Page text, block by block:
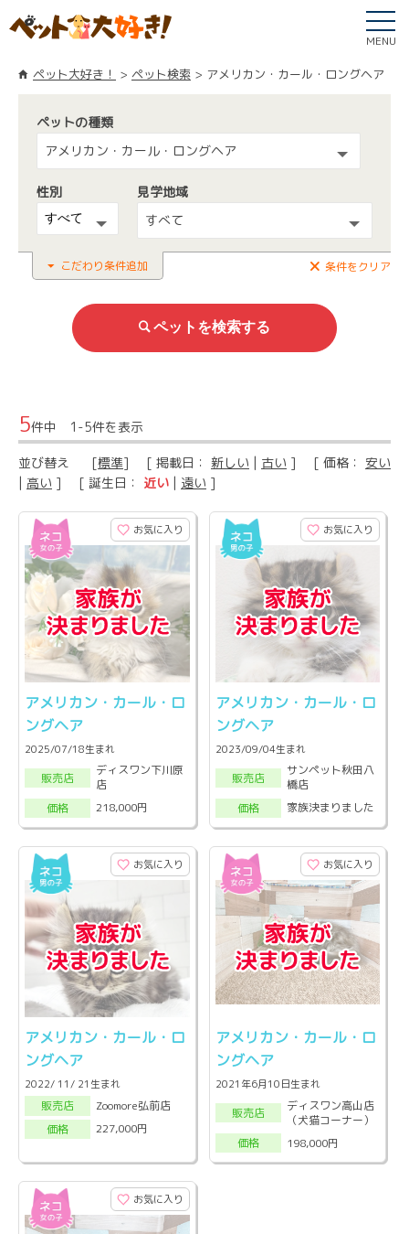
MENU
ペット大好き！ ペット検索 アメリカン・カール・ロングヘア
ペットの種類
アメリカン・カール・ロングヘア
性別
見学地域
すべて
こだわり条件追加 条件をクリア
5件中 1-5件を表示
並び替え [標準] [ 掲載日： 新しい | 古い ] [ 価格： 安い
| 高い ] [ 誕生日： 近い | 遠い ]
お気に入り
アメリカン・カール・ロ
ングヘア
2025/07/18生まれ
販売店
ディスワン下川原
店
価格
218,000円
お気に入り
アメリカン・カール・ロ
ングヘア
2023/09/04生まれ
販売店
サンペット秋田八
橋店
価格
家族決まりました
お気に入り
アメリカン・カール・ロ
ングヘア
2022/ 11/ 21生まれ
販売店
Zoomore弘前店
価格
227,000円
お気に入り
アメリカン・カール・ロ
ングヘア
2021年6月10日生まれ
販売店
ディスワン高山店
（犬猫コーナー）
価格
198,000円
お気に入り